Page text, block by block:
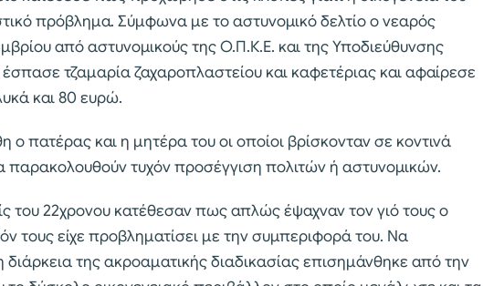
πρόβλημα. Σύμφωνα με το αστυνομικό δελτίο ο νεαρός
από αστυνομικούς της Ο.Π.Κ.Ε. και της Υποδιεύθυνσης
τζαμαρία ζαχαροπλαστείου και καφετέριας και αφαίρεσε
και 80 ευρώ.
ο πατέρας και η μητέρα του οι οποίοι βρίσκονταν σε κοντινά
παρακολουθούν τυχόν προσέγγιση πολιτών ή αστυνομικών.
του 22χρονου κατέθεσαν πως απλώς έψαχναν τον γιό τους ο
τους είχε προβληματίσει με την συμπεριφορά του. Να
της ακροαματικής διαδικασίας επισημάνθηκε από την